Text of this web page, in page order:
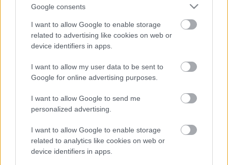
Google consents
I want to allow Google to enable storage
related to advertising like cookies on web or
device identifiers in apps.
I want to allow my user data to be sent to
Google for online advertising purposes.
I want to allow Google to send me
personalized advertising.
I want to allow Google to enable storage
related to analytics like cookies on web or
device identifiers in apps.
nemzeti csapat kerete, először került be
Yaakobishvili Antal, Gergényi Bence és Vas
Gábor is. Kimaradókból sincs hiány azonban:
nem kis meglepetésre nem kapott meghívót
Szalai Attila, Lang Ádám, Szappanos Péter, Fiola
Attila, Kleinheisler László és Styles Callum sem.